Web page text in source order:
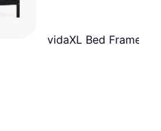
vidaXL Bed Frame